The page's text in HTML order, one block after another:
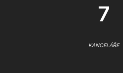
7
KANCELÁŘE